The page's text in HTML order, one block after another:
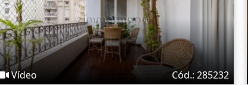
Vídeo Cód.: 285232